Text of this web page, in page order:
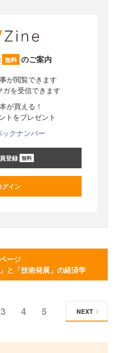
無料 のご案内
が閲覧できます
ガを受信できます
が買える！
トをプレゼント
ックナンバー
登録 無料
グイン
ージ
と「技術発展」の経済学
3 4 5 NEXT